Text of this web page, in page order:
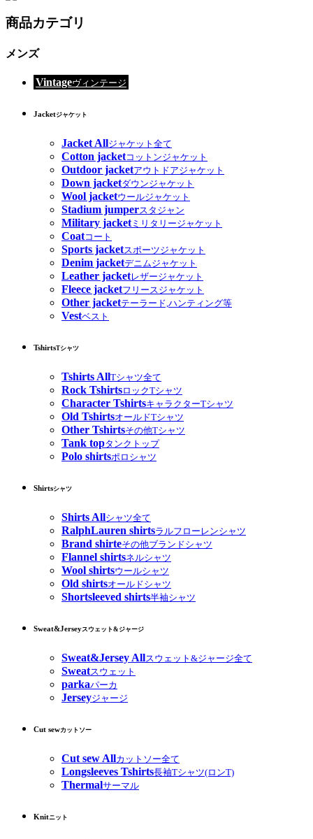
商品カテゴリ
メンズ
Vintageヴィンテージ
Jacketジャケット
Jacket Allジャケット全て
Cotton jacketコットンジャケット
Outdoor jacketアウトドアジャケット
Down jacketダウンジャケット
Wool jacketウールジャケット
Stadium jumperスタジャン
Military jacketミリタリージャケット
Coatコート
Sports jacketスポーツジャケット
Denim jacketデニムジャケット
Leather jacketレザージャケット
Fleece jacketフリースジャケット
Other jacketテーラード,ハンティング等
Vestベスト
TshirtsTシャツ
Tshirts AllTシャツ全て
Rock TshirtsロックTシャツ
Character TshirtsキャラクターTシャツ
Old TshirtsオールドTシャツ
Other Tshirtsその他Tシャツ
Tank topタンクトップ
Polo shirtsポロシャツ
Shirtsシャツ
Shirts Allシャツ全て
RalphLauren shirtsラルフローレンシャツ
Brand shirteその他ブランドシャツ
Flannel shirtsネルシャツ
Wool shirtsウールシャツ
Old shirtsオールドシャツ
Shortsleeved shirts半袖シャツ
Sweat&Jerseyスウェット&ジャージ
Sweat&Jersey Allスウェット&ジャージ全て
Sweatスウェット
parkaパーカ
Jerseyジャージ
Cut sewカットソー
Cut sew Allカットソー全て
Longsleeves Tshirts長袖Tシャツ(ロンT)
Thermalサーマル
Knitニット